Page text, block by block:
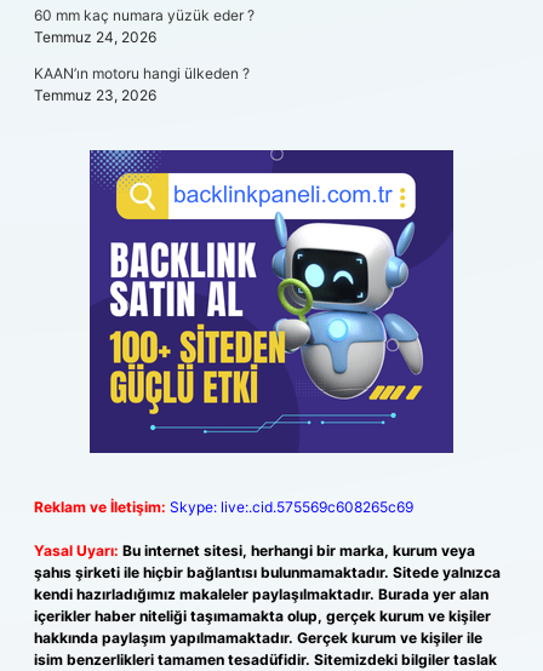
60 mm kaç numara yüzük eder ?
Temmuz 24, 2026
KAAN’ın motoru hangi ülkeden ?
Temmuz 23, 2026
Reklam ve İletişim: Skype: live:.cid.575569c608265c69
Yasal Uyarı: Bu internet sitesi, herhangi bir marka, kurum veya
şahıs şirketi ile hiçbir bağlantısı bulunmamaktadır. Sitede yalnızca
kendi hazırladığımız makaleler paylaşılmaktadır. Burada yer alan
içerikler haber niteliği taşımamakta olup, gerçek kurum ve kişiler
hakkında paylaşım yapılmamaktadır. Gerçek kurum ve kişiler ile
isim benzerlikleri tamamen tesadüfidir. Sitemizdeki bilgiler taslak